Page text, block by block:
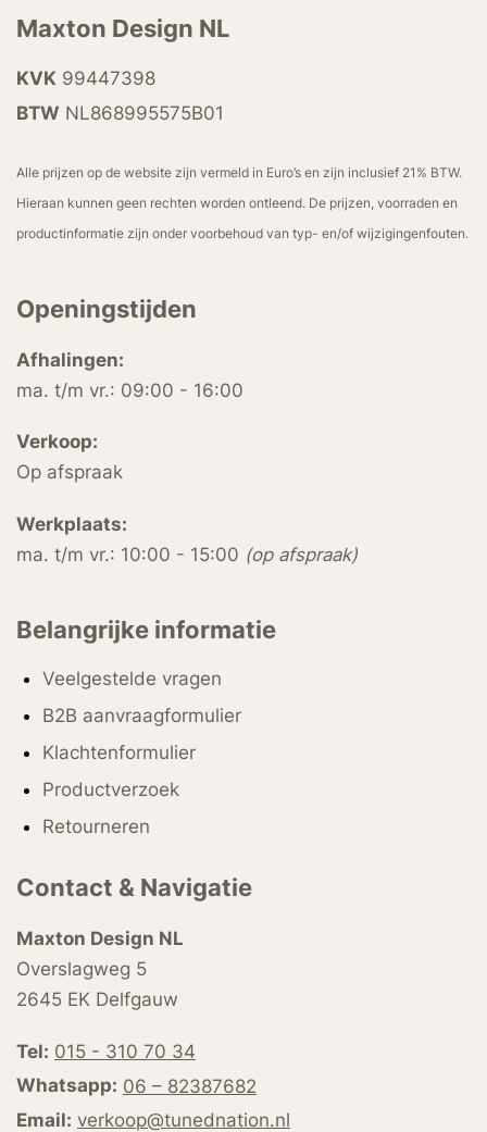
Maxton Design NL
KVK 99447398
BTW NL868995575B01
Alle prijzen op de website zijn vermeld in Euro’s en zijn inclusief 21% BTW.
Hieraan kunnen geen rechten worden ontleend. De prijzen, voorraden en
productinformatie zijn onder voorbehoud van typ- en/of wijzigingenfouten.
Openingstijden
Afhalingen:
ma. t/m vr.: 09:00 - 16:00
Verkoop:
Op afspraak
Werkplaats:
ma. t/m vr.: 10:00 - 15:00 (op afspraak)
Belangrijke informatie
Veelgestelde vragen
B2B aanvraagformulier
Klachtenformulier
Productverzoek
Retourneren
Contact & Navigatie
Maxton Design NL
Overslagweg 5
2645 EK Delfgauw
Tel: 015 - 310 70 34
Whatsapp: 06 – 82387682
Email: verkoop@tunednation.nl